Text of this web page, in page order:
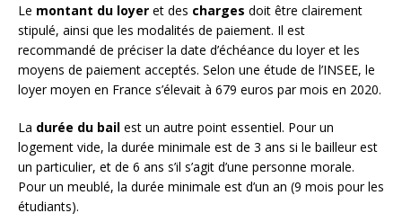
Le montant du loyer et des charges doit être clairement
stipulé, ainsi que les modalités de paiement. Il est
recommandé de préciser la date d’échéance du loyer et les
moyens de paiement acceptés. Selon une étude de l’INSEE, le
loyer moyen en France s’élevait à 679 euros par mois en 2020.
La durée du bail est un autre point essentiel. Pour un
logement vide, la durée minimale est de 3 ans si le bailleur est
un particulier, et de 6 ans s’il s’agit d’une personne morale.
Pour un meublé, la durée minimale est d’un an (9 mois pour les
étudiants).